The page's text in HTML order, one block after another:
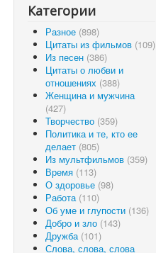
Категории
Разное (898)
Цитаты из фильмов (109)
Из песен (386)
Цитаты о любви и
отношениях (388)
Женщина и мужчина
(427)
Творчество (359)
Политика и те, кто ее
делает (805)
Из мультфильмов (359)
Время (113)
О здоровье (98)
Работа (110)
Об уме и глупости (136)
Добро и зло (143)
Дружба (101)
Слова, слова, слова